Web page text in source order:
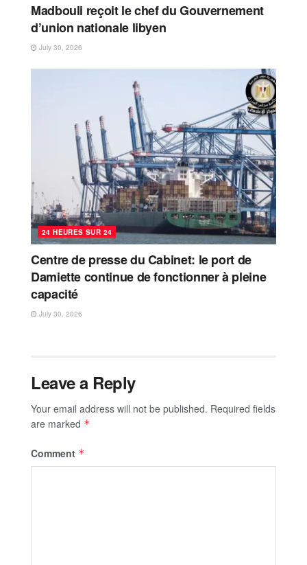
Madbouli reçoit le chef du Gouvernement
d’union nationale libyen
July 30, 2026
24 HEURES SUR 24
Centre de presse du Cabinet: le port de
Damiette continue de fonctionner à pleine
capacité
July 30, 2026
Leave a Reply
Your email address will not be published. Required fields
are marked *
Comment *